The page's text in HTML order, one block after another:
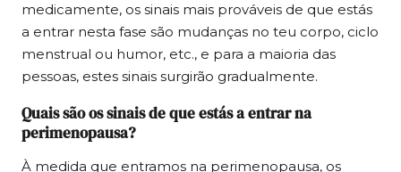
medicamente, os sinais mais prováveis de que estás
a entrar nesta fase são mudanças no teu corpo, ciclo
menstrual ou humor, etc., e para a maioria das
pessoas, estes sinais surgirão gradualmente.
Quais são os sinais de que estás a entrar na
perimenopausa?
À medida que entramos na perimenopausa, os